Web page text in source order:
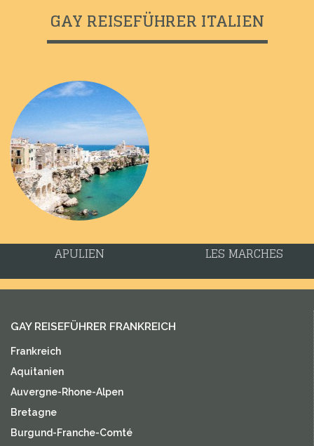
GAY REISEFÜHRER ITALIEN
APULIEN LES MARCHES
GAY REISEFÜHRER FRANKREICH
Frankreich
Aquitanien
Auvergne-Rhone-Alpen
Bretagne
Burgund-Franche-Comté